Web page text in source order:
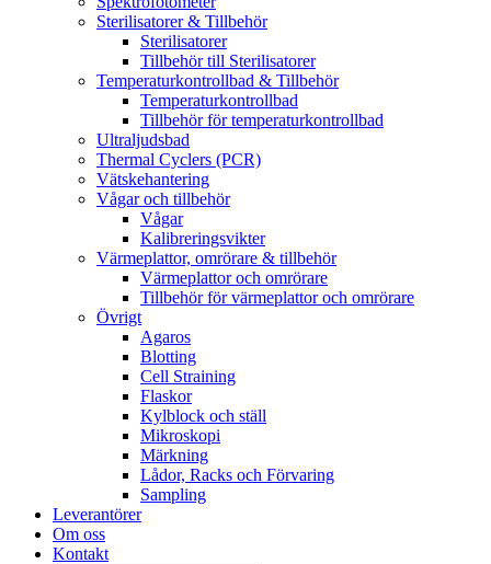
Sterilisatorer & Tillbehör
Sterilisatorer
Tillbehör till Sterilisatorer
Temperaturkontrollbad & Tillbehör
Temperaturkontrollbad
Tillbehör för temperaturkontrollbad
Ultraljudsbad
Thermal Cyclers (PCR)
Vätskehantering
Vågar och tillbehör
Vågar
Kalibreringsvikter
Värmeplattor, omrörare & tillbehör
Värmeplattor och omrörare
Tillbehör för värmeplattor och omrörare
Övrigt
Agaros
Blotting
Cell Straining
Flaskor
Kylblock och ställ
Mikroskopi
Märkning
Lådor, Racks och Förvaring
Sampling
Leverantörer
Om oss
Kontakt